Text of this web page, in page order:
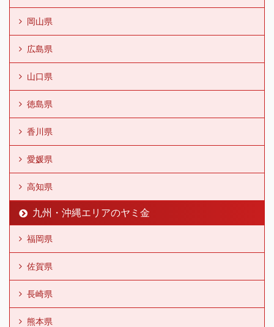
岡山県
広島県
山口県
徳島県
香川県
愛媛県
高知県
九州・沖縄エリアのヤミ金
福岡県
佐賀県
長崎県
熊本県